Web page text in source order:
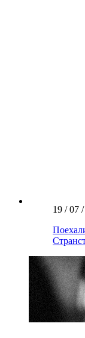
19 / 07